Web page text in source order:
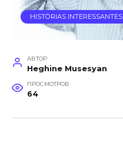
HISTÓRIAS INTERESSANTES
АВТОР
Heghine Musesyan
ПРОСМОТРОВ
64